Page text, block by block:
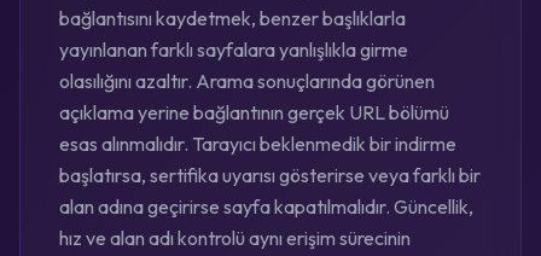
bağlantısını kaydetmek, benzer başlıklarla
yayınlanan farklı sayfalara yanlışlıkla girme
olasılığını azaltır. Arama sonuçlarında görünen
açıklama yerine bağlantının gerçek URL bölümü
esas alınmalıdır. Tarayıcı beklenmedik bir indirme
başlatırsa, sertifika uyarısı gösterirse veya farklı bir
alan adına geçirirse sayfa kapatılmalıdır. Güncellik,
hız ve alan adı kontrolü aynı erişim sürecinin